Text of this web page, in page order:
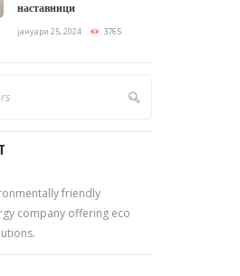
наставници
јануари 25, 2024 3765
friendly
company offering eco